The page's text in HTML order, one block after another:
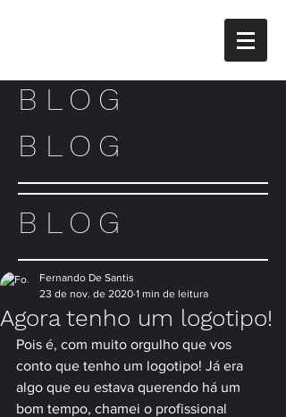
BLOG
BLOG
BLOG
Agora tenho um logotipo!
Fernando De Santis
23 de nov. de 2020 1 min de leitura
Pois é, com muito orgulho que vos
conto que tenho um logotipo! Já era
algo que eu estava querendo há um
bom tempo, chamei o profissional